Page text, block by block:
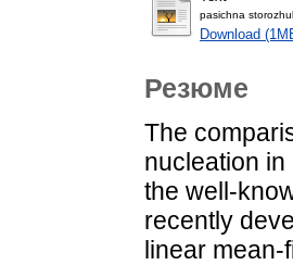
pasichna
Download
Резюме
The
nucleation
the well-
recently
linear mean-